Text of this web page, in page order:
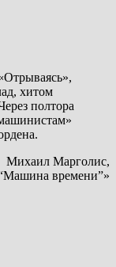
хитом
полтора
Михаил Марголис,
времени”»